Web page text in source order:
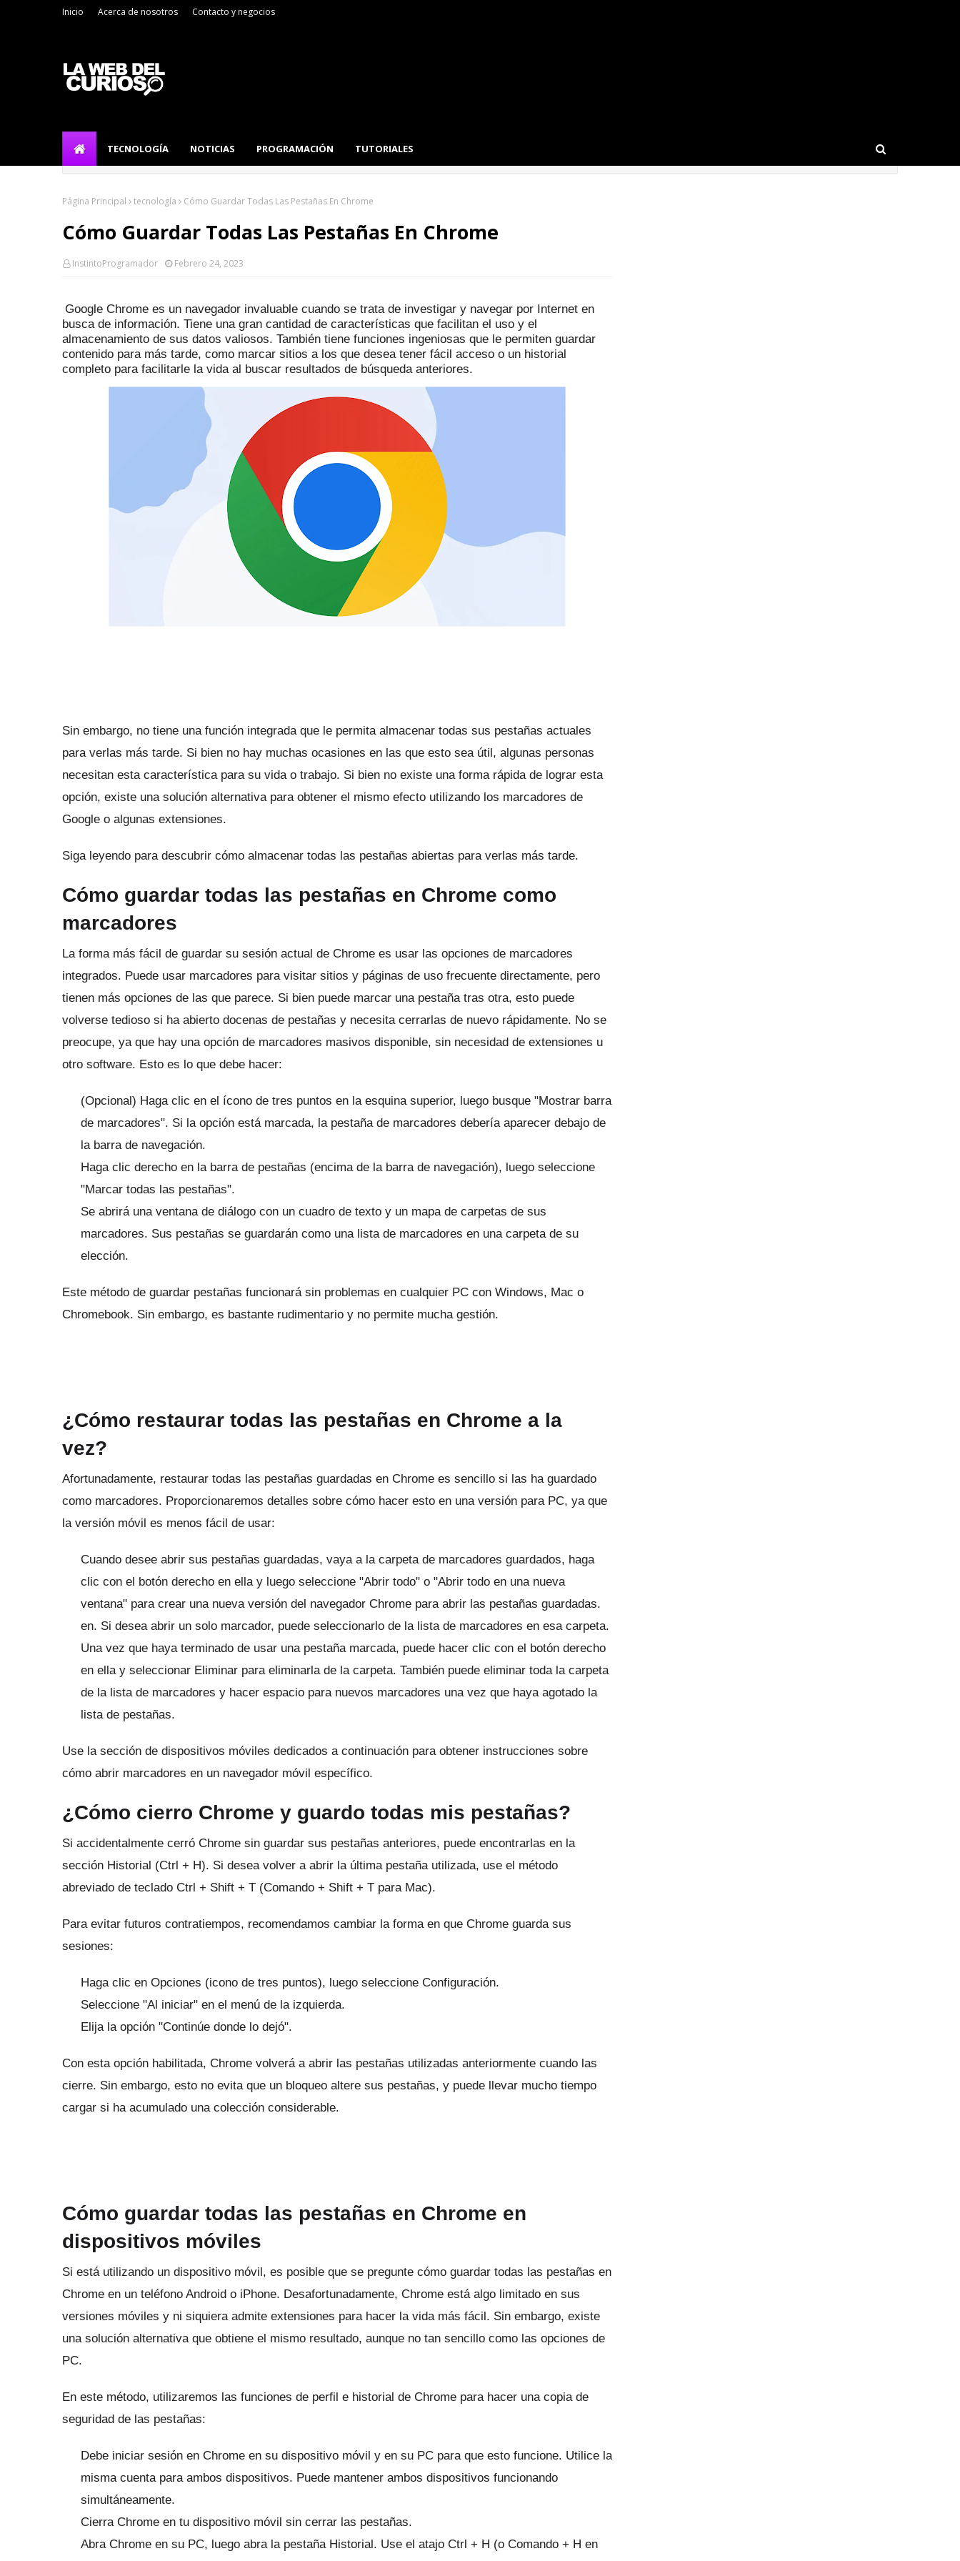
Inicio Acerca de nosotros Contacto y negocios
TECNOLOGÍA NOTICIAS PROGRAMACIÓN TUTORIALES
Página Principal tecnología Cómo Guardar Todas Las Pestañas En Chrome
Cómo Guardar Todas Las Pestañas En Chrome
InstintoProgramador Febrero 24, 2023
Google Chrome es un navegador invaluable cuando se trata de investigar y navegar por Internet en
busca de información. Tiene una gran cantidad de características que facilitan el uso y el
almacenamiento de sus datos valiosos. También tiene funciones ingeniosas que le permiten guardar
contenido para más tarde, como marcar sitios a los que desea tener fácil acceso o un historial
completo para facilitarle la vida al buscar resultados de búsqueda anteriores.
Sin embargo, no tiene una función integrada que le permita almacenar todas sus pestañas actuales
para verlas más tarde. Si bien no hay muchas ocasiones en las que esto sea útil, algunas personas
necesitan esta característica para su vida o trabajo. Si bien no existe una forma rápida de lograr esta
opción, existe una solución alternativa para obtener el mismo efecto utilizando los marcadores de
Google o algunas extensiones.
Siga leyendo para descubrir cómo almacenar todas las pestañas abiertas para verlas más tarde.
Cómo guardar todas las pestañas en Chrome como
marcadores
La forma más fácil de guardar su sesión actual de Chrome es usar las opciones de marcadores
integrados. Puede usar marcadores para visitar sitios y páginas de uso frecuente directamente, pero
tienen más opciones de las que parece. Si bien puede marcar una pestaña tras otra, esto puede
volverse tedioso si ha abierto docenas de pestañas y necesita cerrarlas de nuevo rápidamente. No se
preocupe, ya que hay una opción de marcadores masivos disponible, sin necesidad de extensiones u
otro software. Esto es lo que debe hacer:
(Opcional) Haga clic en el ícono de tres puntos en la esquina superior, luego busque "Mostrar barra
de marcadores". Si la opción está marcada, la pestaña de marcadores debería aparecer debajo de
la barra de navegación.
Haga clic derecho en la barra de pestañas (encima de la barra de navegación), luego seleccione
"Marcar todas las pestañas".
Se abrirá una ventana de diálogo con un cuadro de texto y un mapa de carpetas de sus
marcadores. Sus pestañas se guardarán como una lista de marcadores en una carpeta de su
elección.
Este método de guardar pestañas funcionará sin problemas en cualquier PC con Windows, Mac o
Chromebook. Sin embargo, es bastante rudimentario y no permite mucha gestión.
¿Cómo restaurar todas las pestañas en Chrome a la
vez?
Afortunadamente, restaurar todas las pestañas guardadas en Chrome es sencillo si las ha guardado
como marcadores. Proporcionaremos detalles sobre cómo hacer esto en una versión para PC, ya que
la versión móvil es menos fácil de usar:
Cuando desee abrir sus pestañas guardadas, vaya a la carpeta de marcadores guardados, haga
clic con el botón derecho en ella y luego seleccione "Abrir todo" o "Abrir todo en una nueva
ventana" para crear una nueva versión del navegador Chrome para abrir las pestañas guardadas.
en. Si desea abrir un solo marcador, puede seleccionarlo de la lista de marcadores en esa carpeta.
Una vez que haya terminado de usar una pestaña marcada, puede hacer clic con el botón derecho
en ella y seleccionar Eliminar para eliminarla de la carpeta. También puede eliminar toda la carpeta
de la lista de marcadores y hacer espacio para nuevos marcadores una vez que haya agotado la
lista de pestañas.
Use la sección de dispositivos móviles dedicados a continuación para obtener instrucciones sobre
cómo abrir marcadores en un navegador móvil específico.
¿Cómo cierro Chrome y guardo todas mis pestañas?
Si accidentalmente cerró Chrome sin guardar sus pestañas anteriores, puede encontrarlas en la
sección Historial (Ctrl + H). Si desea volver a abrir la última pestaña utilizada, use el método
abreviado de teclado Ctrl + Shift + T (Comando + Shift + T para Mac).
Para evitar futuros contratiempos, recomendamos cambiar la forma en que Chrome guarda sus
sesiones:
Haga clic en Opciones (icono de tres puntos), luego seleccione Configuración.
Seleccione "Al iniciar" en el menú de la izquierda.
Elija la opción "Continúe donde lo dejó".
Con esta opción habilitada, Chrome volverá a abrir las pestañas utilizadas anteriormente cuando las
cierre. Sin embargo, esto no evita que un bloqueo altere sus pestañas, y puede llevar mucho tiempo
cargar si ha acumulado una colección considerable.
Cómo guardar todas las pestañas en Chrome en
dispositivos móviles
Si está utilizando un dispositivo móvil, es posible que se pregunte cómo guardar todas las pestañas en
Chrome en un teléfono Android o iPhone. Desafortunadamente, Chrome está algo limitado en sus
versiones móviles y ni siquiera admite extensiones para hacer la vida más fácil. Sin embargo, existe
una solución alternativa que obtiene el mismo resultado, aunque no tan sencillo como las opciones de
PC.
En este método, utilizaremos las funciones de perfil e historial de Chrome para hacer una copia de
seguridad de las pestañas:
Debe iniciar sesión en Chrome en su dispositivo móvil y en su PC para que esto funcione. Utilice la
misma cuenta para ambos dispositivos. Puede mantener ambos dispositivos funcionando
simultáneamente.
Cierra Chrome en tu dispositivo móvil sin cerrar las pestañas.
Abra Chrome en su PC, luego abra la pestaña Historial. Use el atajo Ctrl + H (o Comando + H en